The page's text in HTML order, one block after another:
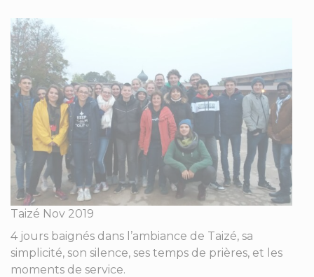
Taizé Nov 2019
4 jours baignés dans l’ambiance de Taizé, sa
simplicité, son silence, ses temps de prières, et les
moments de service.